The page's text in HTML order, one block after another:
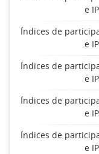
e
Índices de
e
Índices de
e
Índices de
e
Índices de
e